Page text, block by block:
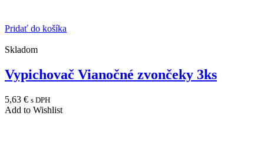
Pridať do košíka
Skladom
Vypichovač Vianočné zvončeky 3ks
5,63 € s DPH
Add to Wishlist